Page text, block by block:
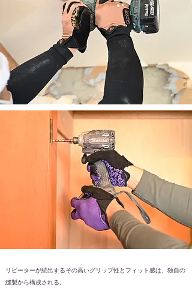
リピーターが続出するその高いグリップ性とフィット感は、独自の
縫製から構成される。